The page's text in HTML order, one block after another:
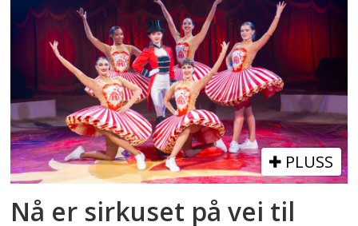
PLUSS
Nå er sirkuset på vei til